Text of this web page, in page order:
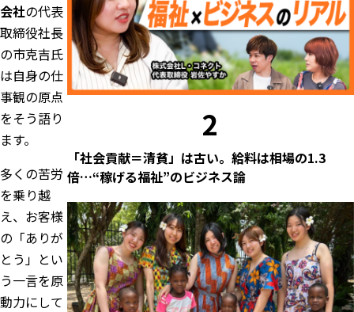
会社の代表
取締役社長
の市克吉氏
は自身の仕
事観の原点
をそう語り
ます。
多くの苦労
を乗り越
え、お客様
の「ありが
とう」とい
う一言を原
動力にして
2
「社会貢献＝清貧」は古い。給料は相場の1.3
倍…“稼げる福祉”のビジネス論